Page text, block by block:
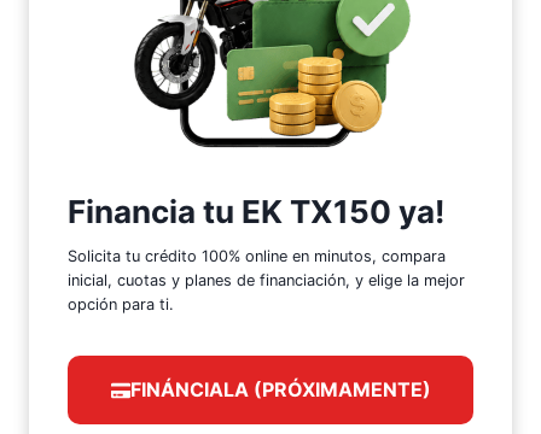
Financia tu EK TX150 ya!
Solicita tu crédito 100% online en minutos, compara
inicial, cuotas y planes de financiación, y elige la mejor
opción para ti.
FINÁNCIALA (PRÓXIMAMENTE)